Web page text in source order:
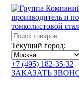
Текущий город:
+7 (495) 182-35-32
ЗАКАЗАТЬ